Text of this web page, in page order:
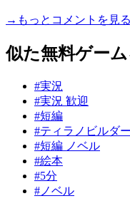
→もっとコメントを見る
似た無料ゲーム
#実況
#実況 歓迎
#短編
#ティラノビルダー
#短編 ノベル
#絵本
#5分
#ノベル